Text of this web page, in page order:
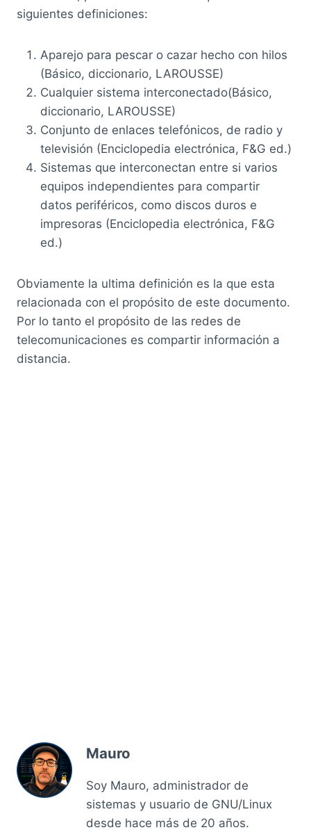
siguientes definiciones:
Aparejo para pescar o cazar hecho con hilos
(Básico, diccionario, LAROUSSE)
Cualquier sistema interconectado(Básico,
diccionario, LAROUSSE)
Conjunto de enlaces telefónicos, de radio y
televisión (Enciclopedia electrónica, F&G ed.)
Sistemas que interconectan entre si varios
equipos independientes para compartir
datos periféricos, como discos duros e
impresoras (Enciclopedia electrónica, F&G
ed.)
Obviamente la ultima definición es la que esta
relacionada con el propósito de este documento.
Por lo tanto el propósito de las redes de
telecomunicaciones es compartir información a
distancia.
Mauro
Soy Mauro, administrador de
sistemas y usuario de GNU/Linux
desde hace más de 20 años.